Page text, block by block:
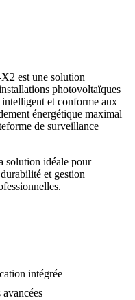
est une solution
photovoltaïques
et conforme aux
énergétique maximal
de surveillance
solution idéale pour
et gestion
intégrée